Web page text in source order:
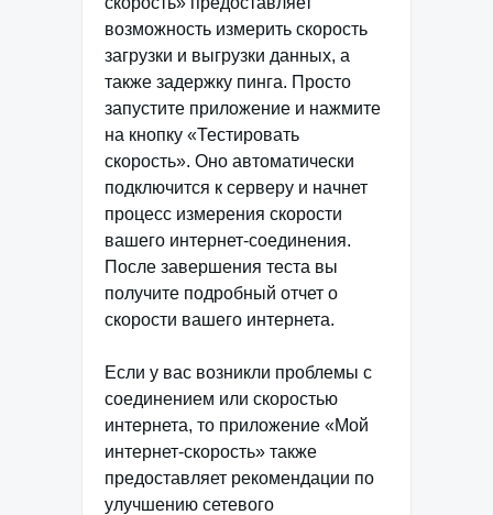
возможность измерить скорость
загрузки и выгрузки данных, а
также задержку пинга. Просто
запустите приложение и нажмите
на кнопку «Тестировать
скорость». Оно автоматически
подключится к серверу и начнет
процесс измерения скорости
вашего интернет-соединения.
После завершения теста вы
получите подробный отчет о
скорости вашего интернета.
Если у вас возникли проблемы с
соединением или скоростью
интернета, то приложение «Мой
интернет-скорость» также
предоставляет рекомендации по
улучшению сетевого